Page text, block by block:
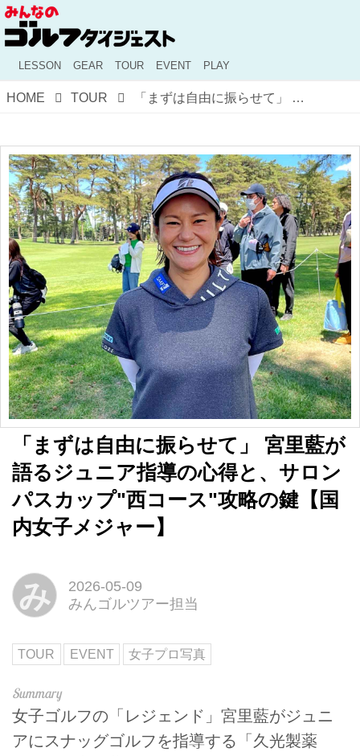
LESSON GEAR TOUR EVENT PLAY
HOME TOUR 「まずは自由に振らせて」 宮里藍が語るジュニア指導の心得と、サロンパスカップ"西コース"攻略の鍵【国内女子メジャー】
「まずは自由に振らせて」 宮里藍が
語るジュニア指導の心得と、サロン
パスカップ"西コース"攻略の鍵【国
内女子メジャー】
み
2026-05-09
みんゴルツアー担当
TOUR EVENT 女子プロ写真
女子ゴルフの「レジェンド」宮里藍がジュニ
アにスナッグゴルフを指導する「久光製薬